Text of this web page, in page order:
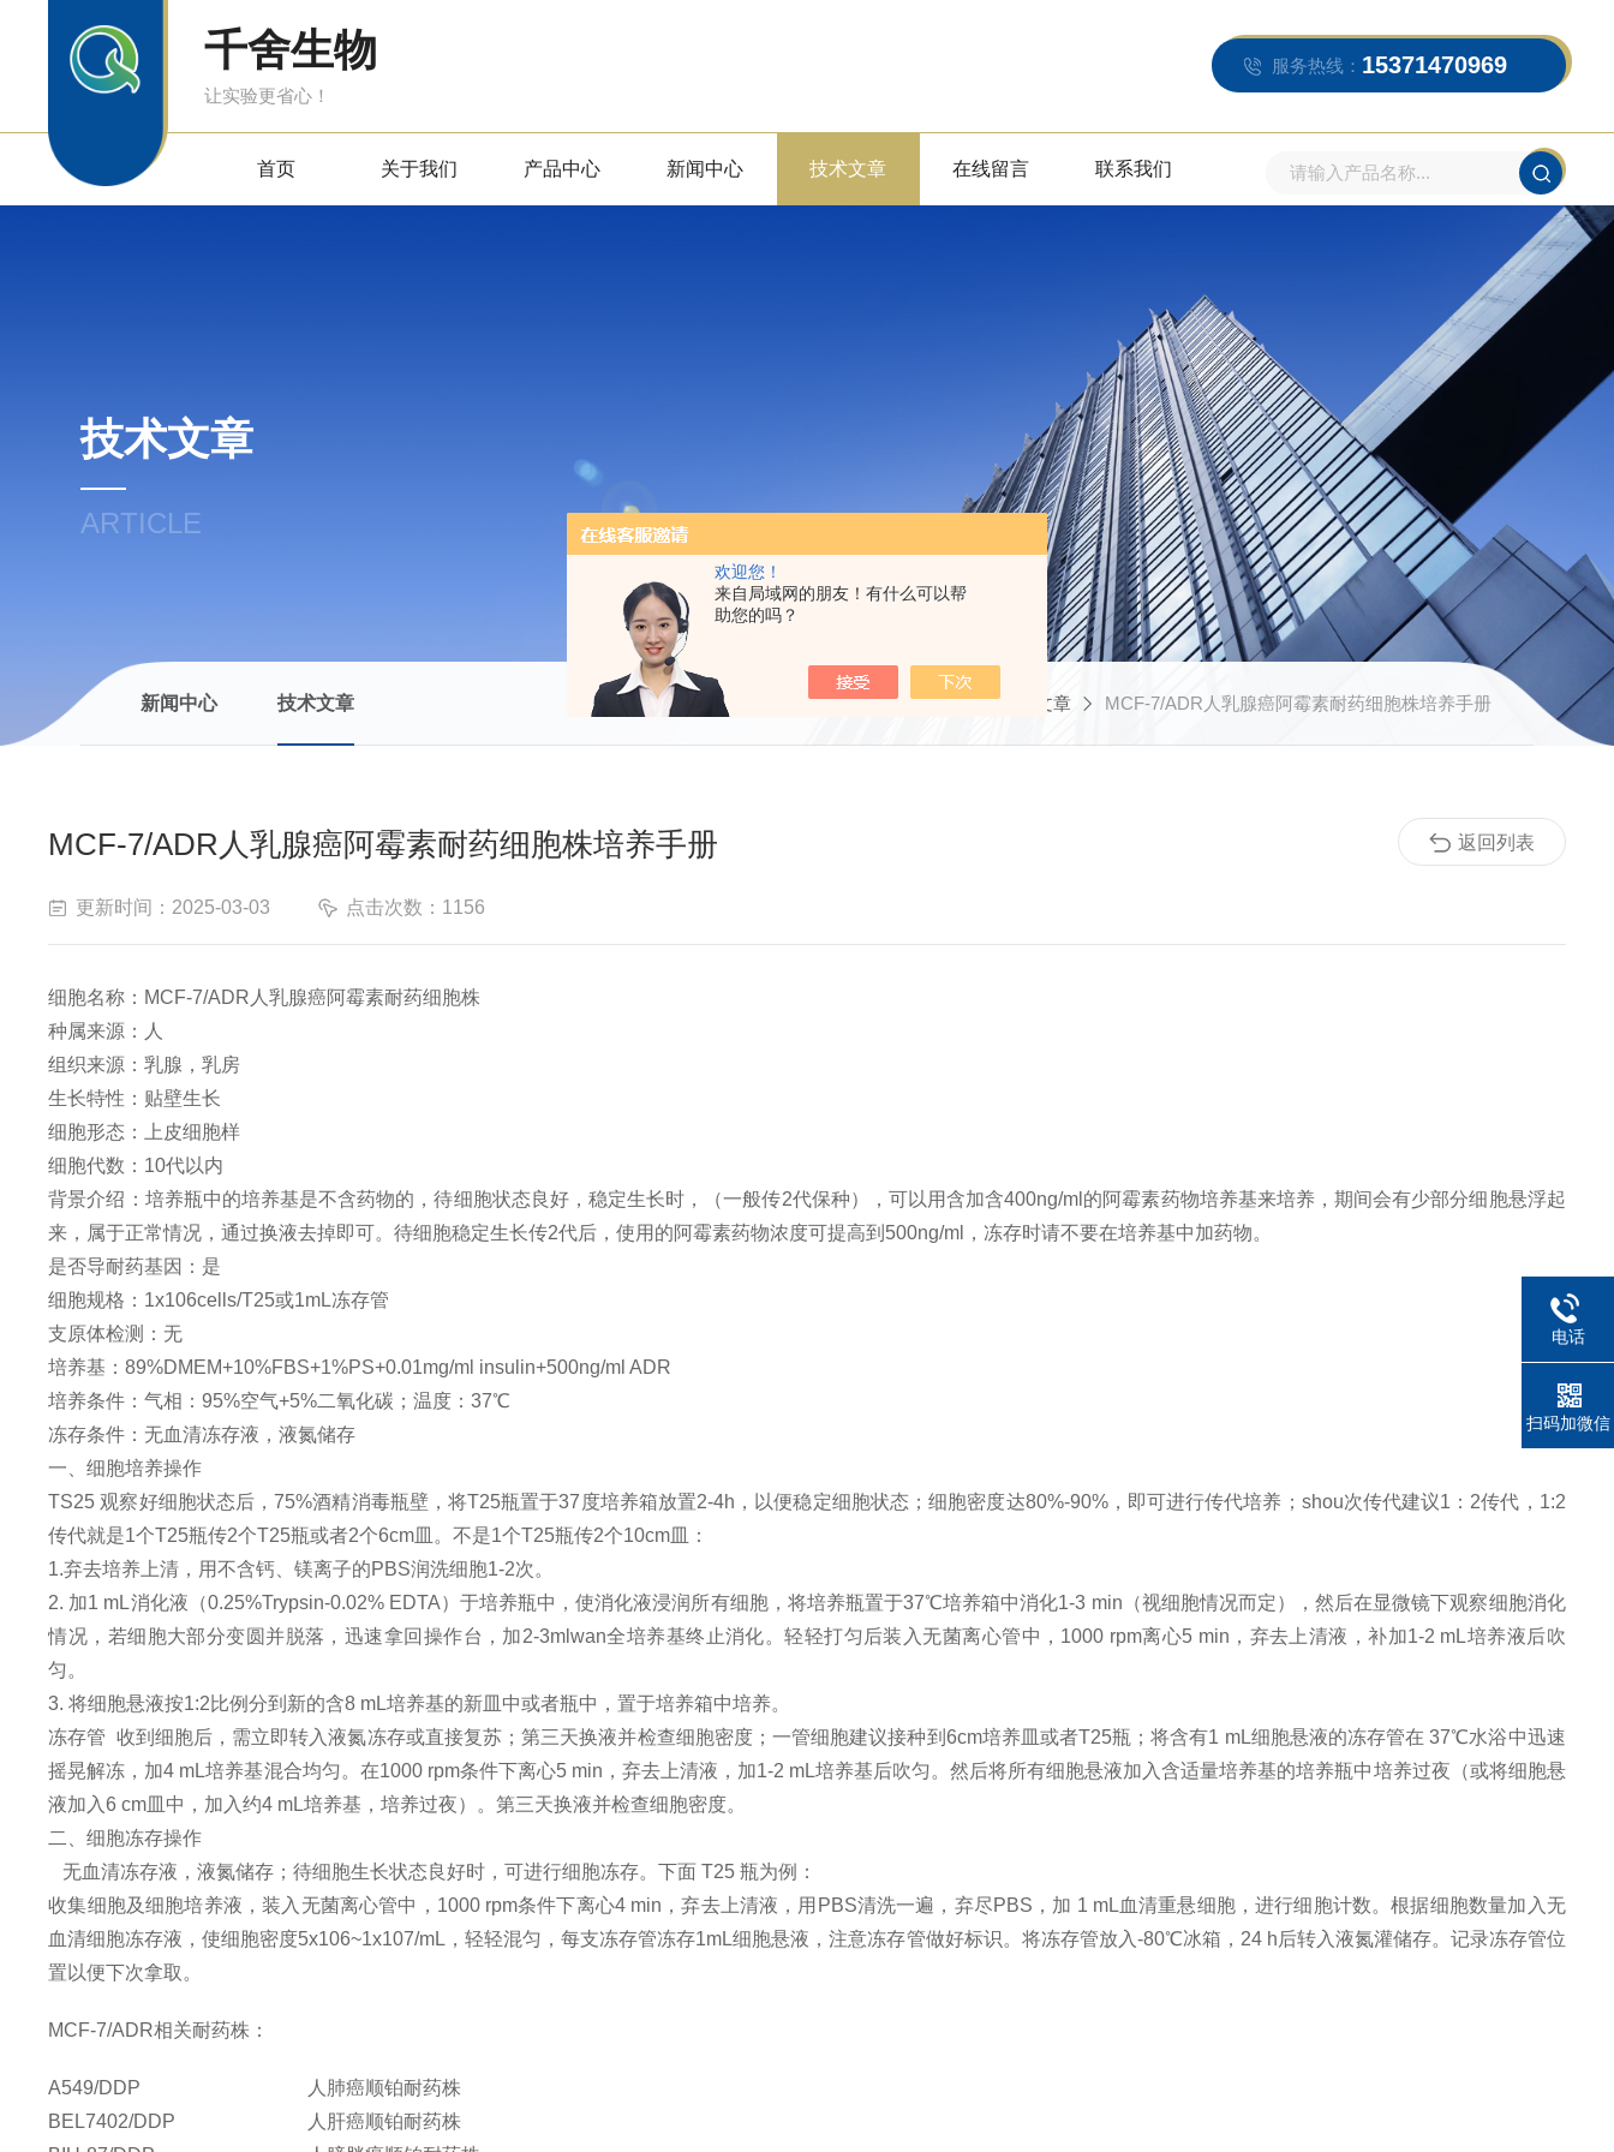
欢迎您！
来自局域网的朋友！有什么可以帮
助您的吗？
千舍生物
让实验更省心！
服务热线： 15371470969
首页 关于我们 产品中心 新闻中心 技术文章 在线留言 联系我们
技术文章
ARTICLE
新闻中心 技术文章 当前位置：首页 技术文章 MCF-7/ADR人乳腺癌阿霉素耐药细胞株培养手册
MCF-7/ADR人乳腺癌阿霉素耐药细胞株培养手册
更新时间：2025-03-03 点击次数：1156
细胞名称： MCF-7/ADR人乳腺癌阿霉素耐药细胞株
种属来源：
人
组织来源：乳腺，乳房
生长特性： 贴壁生长
细胞形态：
上皮细胞样
细胞代数： 10代以内
背景介绍： 培养瓶中的培养基是不含药物的，待细胞状态良好，稳定生长时， （一般传2代保种）， 可以用含加含400ng/ml的阿霉素药物培养基来培养，期间会有少部分细胞悬浮起
来，属于正常情况，通过换液去掉即可。待细胞稳定生长传2代后，使用的阿霉素药物浓度可提高到500ng/ml，冻存时请不要在培养基中加药物。
是否导耐药基因： 是
细胞规格： 1x106cells/T25或1mL冻存管
支原体检测： 无
培养基：89%DMEM+10%FBS+1%PS+0.01mg/ml insulin+500ng/ml ADR
培养条件：气相：95%空气+5%二氧化碳；温度：37℃
冻存条件： 无血清冻存液，液氮储存
一、细胞培养操作
TS25观察好细胞状态后，75%酒精消毒瓶壁，将T25瓶置于37度培养箱放置2-4h，以便稳定细胞状态；细胞密度达80%-90%，即可进行传代培养； shou次传代建议1：2传代，1:2
传代就是1个T25瓶传2个T25瓶或者2个6cm皿。不是1个T25瓶传2个10cm皿：
1.弃去培养上清，用不含钙、镁离子的PBS润洗细胞1-2次。
2. 加1 mL消化液（0.25%Trypsin-0.02% EDTA）于培养瓶中，使消化液浸润所有细胞，将培养瓶置于37℃培养箱中消化1-3 min（视细胞情况而定），然后在显微镜下观察细胞消化
情况，若细胞大部分变圆并脱落，迅速拿回操作台，加2-3mlwan全培养基终止消化。轻轻打匀后装入无菌离心管中，1000 rpm离心5 min，弃去上清液，补加1-2 mL培养液后吹
匀。
3. 将细胞悬液按1:2比例分到新的含8 mL培养基的新皿中或者瓶中，置于培养箱中培养。
冻存管 收到细胞后，需立即转入液氮冻存或直接复苏；第三天换液并检查细胞密度；一管细胞建议接种到 6cm培养皿或者T25瓶；将含有1 mL细胞悬液的冻存管在 37℃水浴中迅速
摇晃解冻，加4 mL培养基混合均匀。在1000 rpm条件下离心5 min，弃去上清液，加1-2 mL培养基后吹匀。然后将所有细胞悬液加入含适量培养基的培养瓶中培养过夜（或将细胞悬
液加入6 cm皿中，加入约4 mL培养基，培养过夜）。第三天换液并检查细胞密度。
二、细胞冻存操作
无血清冻存液，液氮储存；待细胞生长状态良好时，可进行细胞冻存。下面 T25 瓶为例：
收集细胞及细胞培养液，装入无菌离心管中，1000 rpm条件下离心4 min，弃去上清液，用PBS清洗一遍，弃尽PBS，加 1 mL血清重悬细胞，进行细胞计数。根据细胞数量加入无
血清细胞冻存液，使细胞密度5x106~1x107/mL，轻轻混匀，每支冻存管冻存1mL细胞悬液，注意冻存管做好标识。将冻存管放入-80℃冰箱，24 h后转入液氮灌储存。记录冻存管位
置以便下次拿取。
MCF-7/ADR相关耐药株：
A549/DDP
人肺癌顺铂耐药株
BEL7402/DDP
人肝癌顺铂耐药株
返回列表
电话
扫码加微信